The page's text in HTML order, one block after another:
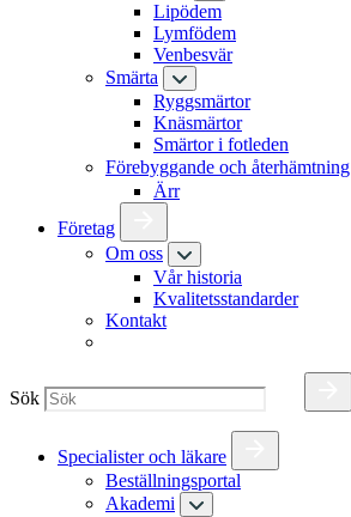
Lipödem
Lymfödem
Venbesvär
Smärta
Ryggsmärtor
Knäsmärtor
Smärtor i fotleden
Förebyggande och återhämtning
Ärr
Företag
Om oss
Vår historia
Kvalitetsstandarder
Kontakt
Sök
Specialister och läkare
Beställningsportal
Akademi